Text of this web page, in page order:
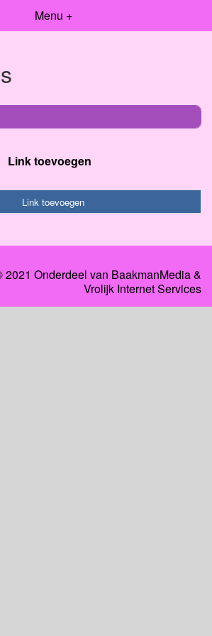
Menu +
Link toevoegen
Link toevoegen
2021 Onderdeel van BaakmanMedia&
Vrolijk Internet Services